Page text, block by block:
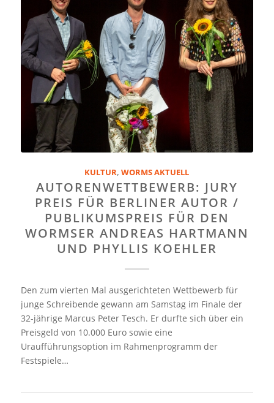
KULTUR,WORMS AKTUELL
AUTORENWETTBEWERB: JURY
PREIS FÜR BERLINER AUTOR /
PUBLIKUMSPREIS FÜR DEN
WORMSER ANDREAS HARTMANN
UND PHYLLIS KOEHLER
Den zum vierten Mal ausgerichteten Wettbewerb für
junge Schreibende gewann am Samstag im Finale der
32-jährige Marcus Peter Tesch. Er durfte sich über ein
Preisgeld von 10.000 Euro sowie eine
Uraufführungsoption im Rahmenprogramm der
Festspiele…